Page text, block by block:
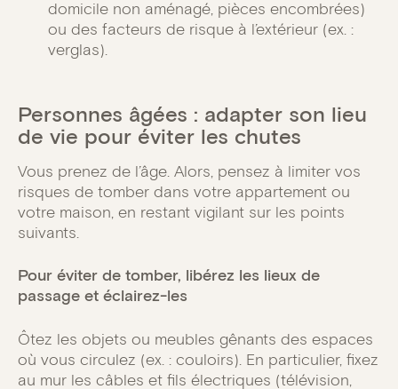
domicile non aménagé, pièces encombrées)
ou des facteurs de risque à l’extérieur (ex. :
verglas).
Personnes âgées : adapter son lieu
de vie pour éviter les chutes
Vous prenez de l’âge. Alors, pensez à limiter vos
risques de tomber dans votre appartement ou
votre maison, en restant vigilant sur les points
suivants.
Pour éviter de tomber, libérez les lieux de
passage et éclairez-les
Ôtez les objets ou meubles gênants des espaces
où vous circulez (ex. : couloirs). En particulier, fixez
au mur les câbles et fils électriques (télévision,